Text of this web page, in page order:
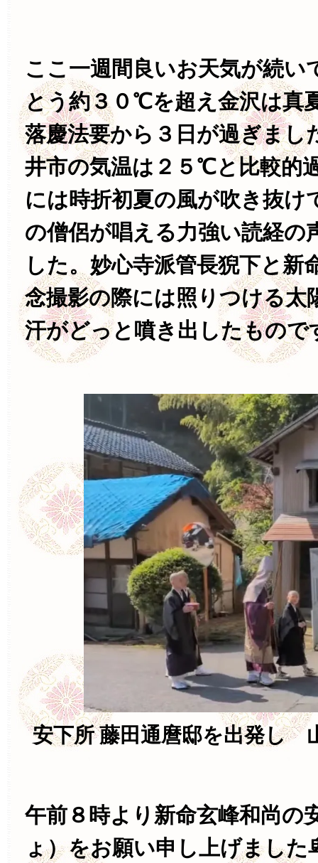
ここ一週間良いお天気が続い
とう約３０℃を超え金沢は真
落慶法要から３日が過ぎまし
井市の気温は２５℃と比較的
には時折初夏の風が吹き抜け
の僧侶が唱える力強い読経の
した。妙心寺派管長猊下と新
念撮影の際には照りつける太
汗がどっと噴き出したもので
安下所 藤田通麿邸を出発し
午前８時より新命玄峰和尚の
ょ）をお願い申し上げました